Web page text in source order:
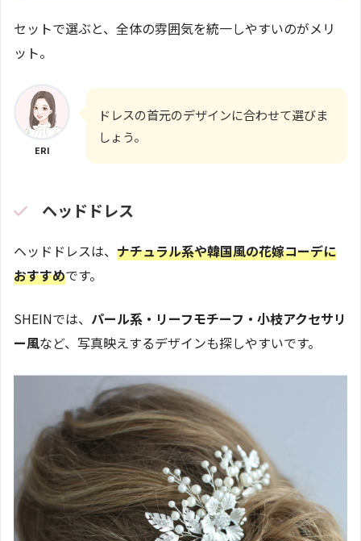
セットで選ぶと、全体の雰囲気を統一しやすいのがメリ
ット。
ERI
ドレスの首元のデザインに合わせて選びま
しょう。
ヘッドドレス
ヘッドドレスは、 ナチュラル系や韓国風の花嫁コーデに
おすすめです。
SHEINでは、 パール系・リーフモチーフ・小枝アクセサリ
ー風など、写真映えするデザインも探しやすいです。